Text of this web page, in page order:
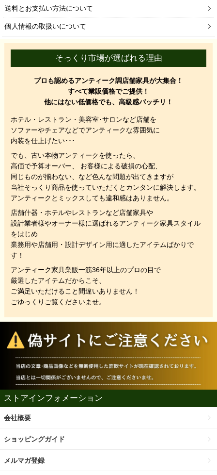
送料とお支払い方法について
個人情報の取扱いについて
そっくり市場が選ばれる理由
プロも認めるアンティーク調店舗家具が大集合！
すべて業販価格でご提供！
他にはない低価格でも、高級感バッチリ！
ホテル・レストラン・美容室･サロンなど店舗を
ソファーやチェアなどでアンティークな雰囲気に
内装を仕上げたい･･･
でも、 古い本物アンティークを使ったら、
高価で予算オーバー、 お客様による破損の心配、
同じものが揃わない、 など色んな問題が出てきますが
当社そっくり商品を使っていただくと カンタンに解決します。
アンティークとミックスしても違和感はありません。
店舗什器・ホテルやレストランなど店舗家具や
設計業者様やオーナー様に選ばれるアンティーク家具スタイル
をはじめ
業務用や店舗用・設計デザイン用に適したアイテムばかりで
す！
アンティーク家具業販一筋36年以上のプロの目で
厳選したアイテムだからこそ、
ご満足いただけること間違いありません！
ごゆっくりご覧くださいませ。
ストアインフォメーション
会社概要
ショッピングガイド
メルマガ登録